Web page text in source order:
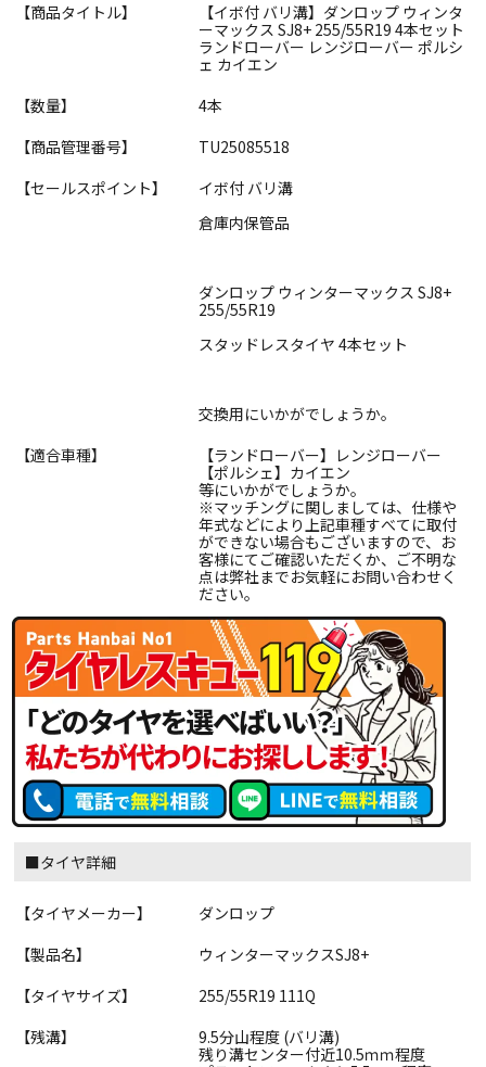
【商品タイトル】
【イボ付 バリ溝】ダンロップ ウィンタ
ーマックス SJ8+ 255/55R19 4本セット
ランドローバー レンジローバー ポルシ
ェ カイエン
【数量】
4本
【商品管理番号】
TU25085518
【セールスポイント】
イボ付 バリ溝
倉庫内保管品
ダンロップ ウィンターマックス SJ8+
255/55R19
スタッドレスタイヤ 4本セット
交換用にいかがでしょうか。
【適合車種】
【ランドローバー】レンジローバー
【ポルシェ】カイエン
等にいかがでしょうか。
※マッチングに関しましては、仕様や
年式などにより上記車種すべてに取付
ができない場合もございますので、お
客様にてご確認いただくか、ご不明な
点は弊社までお気軽にお問い合わせく
ださい。
■タイヤ詳細
【タイヤメーカー】
ダンロップ
【製品名】
ウィンターマックスSJ8+
【タイヤサイズ】
255/55R19 111Q
【残溝】
9.5分山程度 (バリ溝)
残り溝センター付近10.5ｍｍ程度